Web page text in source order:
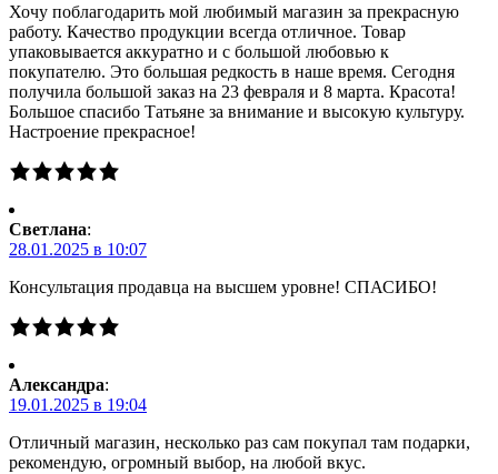
Хочу поблагодарить мой любимый магазин за прекрасную
работу. Качество продукции всегда отличное. Товар
упаковывается аккуратно и с большой любовью к
покупателю. Это большая редкость в наше время. Сегодня
получила большой заказ на 23 февраля и 8 марта. Красота!
Большое спасибо Татьяне за внимание и высокую культуру.
Настроение прекрасное!
Светлана:
28.01.2025 в 10:07
Консультация продавца на высшем уровне! СПАСИБО!
Александра:
19.01.2025 в 19:04
Отличный магазин, несколько раз сам покупал там подарки,
рекомендую, огромный выбор, на любой вкус.